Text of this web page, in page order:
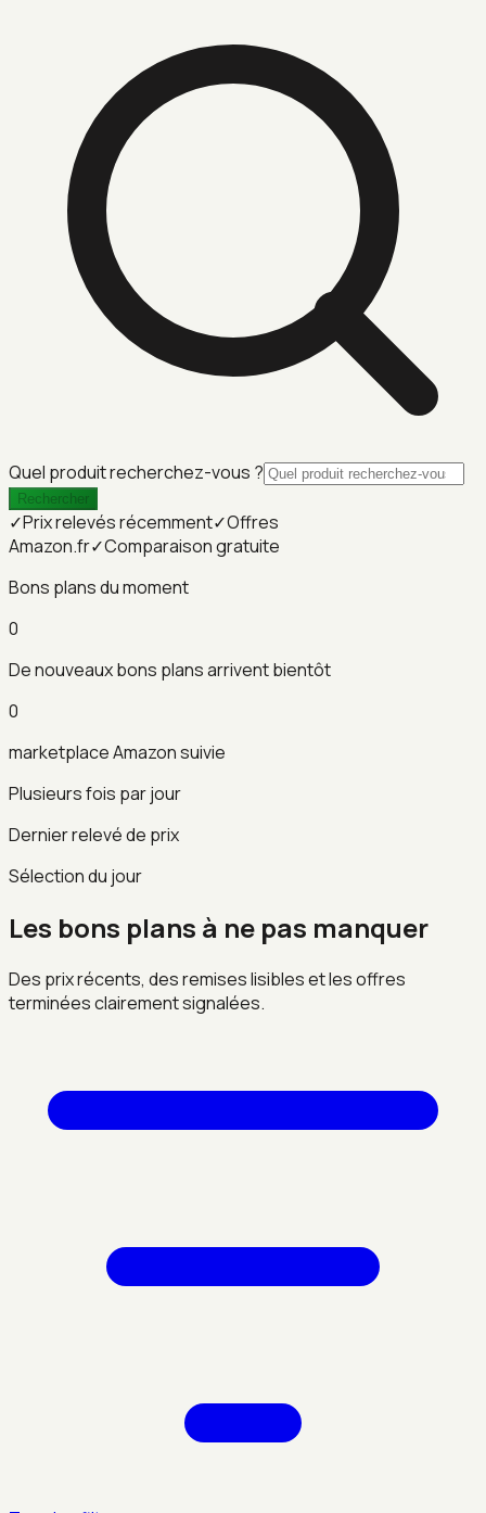
Quel produit recherchez-vous ?
Rechercher
✓Prix relevés récemment✓Offres
Amazon.fr✓Comparaison gratuite
Bons plans du moment
0
De nouveaux bons plans arrivent bientôt
0
marketplace Amazon suivie
Plusieurs fois par jour
Dernier relevé de prix
Sélection du jour
Les bons plans à ne pas manquer
Des prix récents, des remises lisibles et les offres
terminées clairement signalées.